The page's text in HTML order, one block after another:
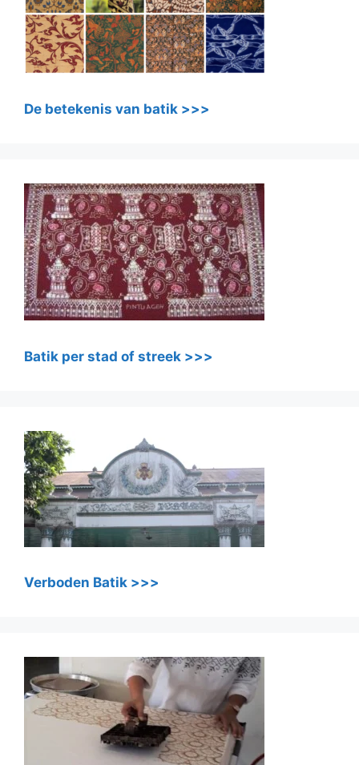
De betekenis van batik >>>
Batik per stad of streek >>>
Verboden Batik >>>